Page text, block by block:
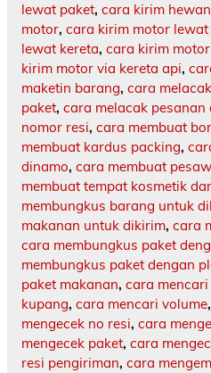
lewat paket, cara kirim
motor, cara kirim motor lewat
lewat kereta, cara kirim
kirim motor via kereta api,
maketin barang, cara
paket, cara melacak pesanan
nomor resi, cara membuat
membuat kardus packing,
dinamo, cara membuat
membuat tempat kosmetik
membungkus barang untuk
makanan untuk dikirim, cara
cara membungkus paket
membungkus paket dengan
paket makanan, cara
kupang, cara mencari volume,
mengecek no resi, cara
mengecek paket, cara
resi pengiriman, cara